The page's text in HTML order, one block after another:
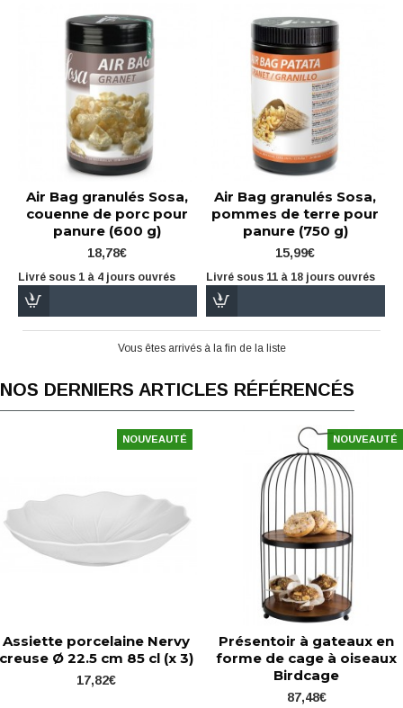
Air Bag granulés Sosa,
couenne de porc pour
panure (600 g)
18,78€
Livré sous 1 à 4 jours ouvrés
Air Bag granulés Sosa,
pommes de terre pour
panure (750 g)
15,99€
Livré sous 11 à 18 jours ouvrés
Vous êtes arrivés à la fin de la liste
NOS DERNIERS ARTICLES RÉFÉRENCÉS
NOUVEAUTÉ
Assiette porcelaine Nervy
Ø 22.5 cm 85 cl (x 3)
17,82€
NOUVEAUTÉ
Présentoir à gateaux en
forme de cage à oiseaux
Birdcage
87,48€